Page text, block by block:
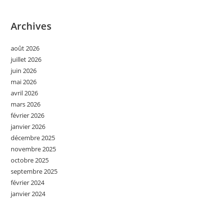
Archives
août 2026
juillet 2026
juin 2026
mai 2026
avril 2026
mars 2026
février 2026
janvier 2026
décembre 2025
novembre 2025
octobre 2025
septembre 2025
février 2024
janvier 2024